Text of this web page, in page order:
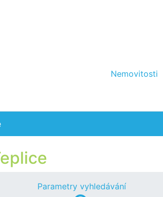
Nemovitosti
Parametry vyhledávání